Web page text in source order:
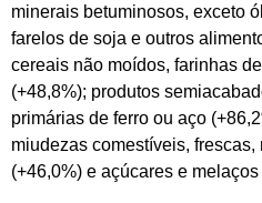
minerais betuminosos, exceto
farelos de soja e outros
cereais não moídos, farinhas
(+48,8%); produtos
primárias de ferro ou aço
miudezas comestíveis,
(+46,0%) e açúcares e melaços